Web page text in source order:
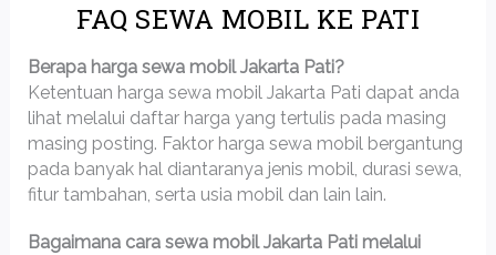
FAQ SEWA MOBIL KE PATI
Berapa harga sewa mobil Jakarta Pati?
Ketentuan harga sewa mobil Jakarta Pati dapat anda
lihat melalui daftar harga yang tertulis pada masing
masing posting. Faktor harga sewa mobil bergantung
pada banyak hal diantaranya jenis mobil, durasi sewa,
fitur tambahan, serta usia mobil dan lain lain.
Bagaimana cara sewa mobil Jakarta Pati melalui